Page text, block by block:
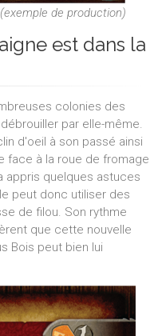
de production)
est dans la
colonies des
par elle-même.
d'oeil à son passé ainsi
face à la roue de fromage
appris quelques astuces
peut donc utiliser des
de filou. Son rythme
que cette nouvelle
Bois peut bien lui